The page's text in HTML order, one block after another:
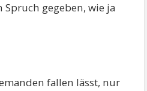
gegeben, wie ja
fallen lässt, nur